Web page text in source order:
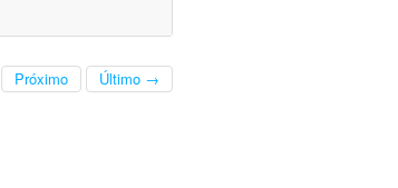
Próximo Último →